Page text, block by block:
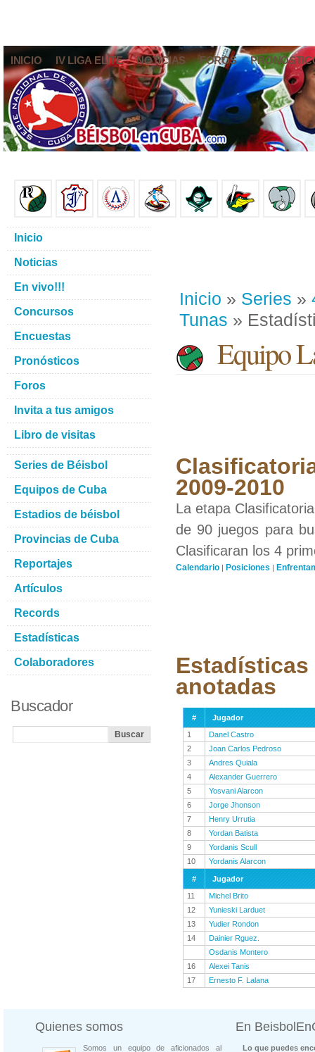
INICIO IV LIGA ELITE NOTICIAS FOROS
Inicio » Series »
Tunas »
Equipo
2009-2010
La etapa
de 90 juegos para
Clasificaran los 4
Calendario | Posiciones |
Estadísticas
anotadas
#
Jugador
1
Danel Castro
2
Joan Carlos Pedroso
3
Andres Quiala
4
Alexander Guerrero
5
Yosvani Alarcon
6
Jorge Jhonson
7
Henry Urrutia
8
Yordan Batista
9
Yordanis Scull
10
Yordanis Alarcon
#
Jugador
11
Michel Brito
12
Yunieski Larduet
13
Yudier Rondon
14
Dainier Rguez.
Osdanis Montero
16
Alexei Tanis
17
Ernesto F. Lalana
Inicio
Noticias
En vivo!!!
Concursos
Encuestas
Pronósticos
Foros
Invita a tus amigos
Libro de visitas
Series de Béisbol
Equipos de Cuba
Estadios de béisbol
Provincias de Cuba
Reportajes
Artículos
Records
Estadísticas
Colaboradores
Buscador
Quienes somos
Somos un equipo de aficionados al
En
Lo que puedes